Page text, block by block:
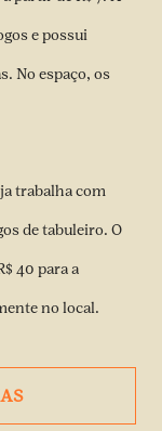
e possui
No espaço, os
trabalha com
de tabuleiro. O
40 para a
no local.